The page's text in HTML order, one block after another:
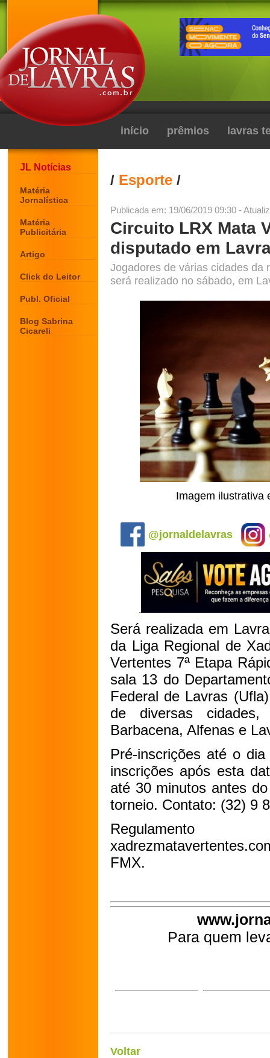
início prêmios lavras
JL Notícias
Matéria
Jornalística
Matéria
Publicitária
Artigo
Click do Leitor
Publ. Oficial
Blog Sabrina
Cicareli
/ Esporte /
Publicada em: 19/06/2019 09:30 -
Circuito LRX Mata
disputado em
Jogadores de várias cidades da
será realizado no sábado, em
Imagem ilustrativa
@jornaldelavras
Será realizada em
da Liga Regional de
Vertentes 7ª Etapa
sala 13 do
Federal de Lavras
de diversas
Barbacena, Alfenas e
Pré-inscrições até o
inscrições após esta
até 30 minutos antes
torneio. Contato: (32) 9
FMX.
Para quem
Voltar